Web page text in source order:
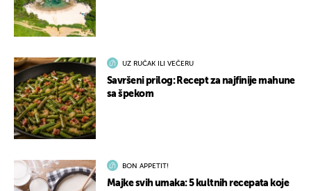
UZ RUČAK ILI VEČERU
Savršeni prilog: Recept za najfinije mahune
sa špekom
BON APPETIT!
Majke svih umaka: 5 kultnih recepata koje